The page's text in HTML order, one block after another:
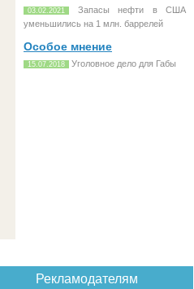
03.02.2021
Запасы нефти в США
уменьшились на 1 млн. баррелей
Особое мнение
15.07.2018 Уголовное дело для Габы
Рекламодателям